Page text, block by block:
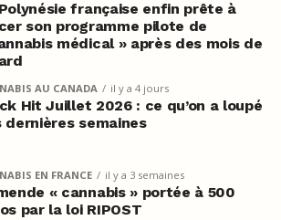
française enfin prête à
son programme pilote de
médical » après des mois de
AU CANADA il y a 4 jours
Hit Juillet 2026 : ce qu’on a loupé
dernières semaines
EN FRANCE il y a 3 semaines
« cannabis » portée à 500
par la loi RIPOST